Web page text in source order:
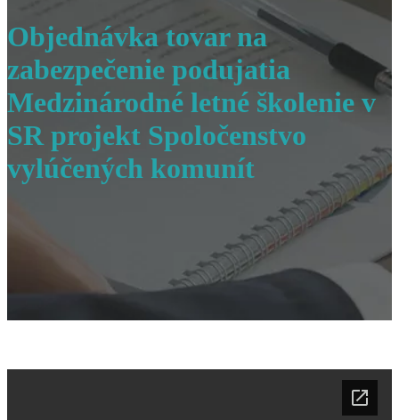
Objednávka tovar na
zabezpečenie podujatia
Medzinárodné letné školenie v
SR projekt Spoločenstvo
vylúčených komunít